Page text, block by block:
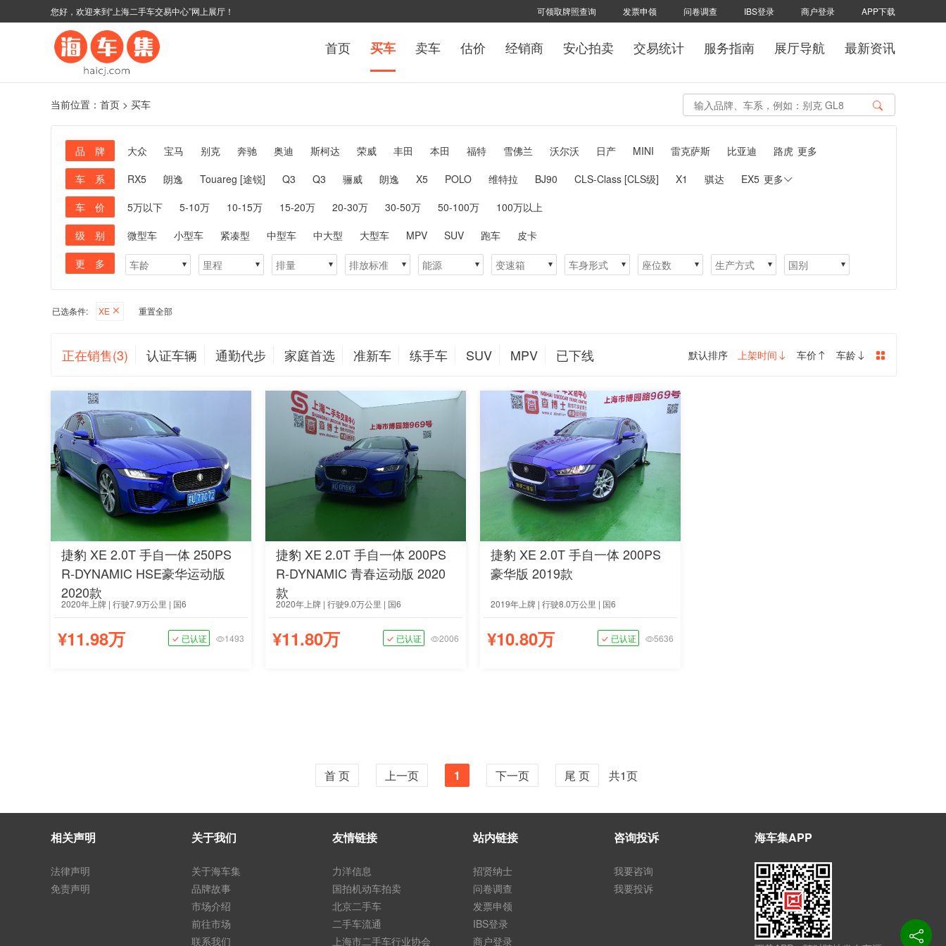
您好，欢迎来到“上海二手车交易中心”网上展厅！ 可领取牌照查询 发票申领 问卷调查 IBS登录 商户登录 APP下载
首页 买车 卖车 估价 经销商 安心拍卖 交易统计 服务指南 展厅导航 最新资讯
当前位置： 首页 > 买车
品 牌 大众 宝马 别克 奔驰 奥迪 斯柯达 荣威 丰田 本田 福特 雪佛兰 沃尔沃 日产 MINI 雷克萨斯 比亚迪 路虎 更多
车 系
RX5 朗逸 Touareg [途锐] Q3 Q3 骊威 朗逸 X5 POLO 维特拉 BJ90 CLS-Class [CLS级] X1 骐达 EX5 更多
车 价
5万以下 5-10万 10-15万 15-20万 20-30万 30-50万 50-100万
100万以上
级 别
微型车 小型车 紧凑型 中型车 中大型 大型车 MPV SUV 跑车
皮卡
更 多
已选条件: XE 重置全部
正在销售(3) 认证车辆 通勤代步 家庭首选 准新车 练手车 SUV MPV 已下线 默认排序 上架时间 车价 车龄
捷豹 XE 2.0T 手自一体 250PS
R-DYNAMIC HSE豪华运动版
2020款
2020年上牌 | 行驶7.9万公里 | 国6
¥11.98万 已认证 1493
捷豹 XE 2.0T 手自一体 200PS
R-DYNAMIC 青春运动版 2020
款
2020年上牌 | 行驶9.0万公里 | 国6
¥11.80万 已认证 2006
捷豹 XE 2.0T 手自一体 200PS
豪华版 2019款
2019年上牌 | 行驶8.0万公里 | 国6
¥10.80万 已认证 5636
首 页 上一页 1 下一页 尾 页 共1页
相关声明
法律声明
免责声明
关于我们
关于海车集
品牌故事
市场介绍
前往市场
联系我们
友情链接
力洋信息
国拍机动车拍卖
北京二手车
二手车流通
上海市二手车行业协会
站内链接
招贤纳士
问卷调查
发票申领
IBS登录
商户登录
咨询投诉
我要咨询
我要投诉
海车集APP